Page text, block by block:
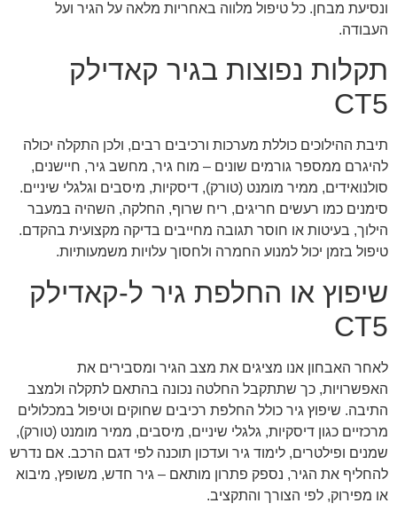
ונסיעת מבחן. כל טיפול מלווה באחריות מלאה על הגיר ועל
העבודה.
תקלות נפוצות בגיר קאדילק
CT5
תיבת ההילוכים כוללת מערכות ורכיבים רבים, ולכן התקלה יכולה
להיגרם ממספר גורמים שונים – מוח גיר, מחשב גיר, חיישנים,
סולנואידים, ממיר מומנט (טורק), דיסקיות, מיסבים וגלגלי שיניים.
סימנים כמו רעשים חריגים, ריח שרוף, החלקה, השהיה במעבר
הילוך, בעיטות או חוסר תגובה מחייבים בדיקה מקצועית בהקדם.
טיפול בזמן יכול למנוע החמרה ולחסוך עלויות משמעותיות.
שיפוץ או החלפת גיר ל-קאדילק
CT5
לאחר האבחון אנו מציגים את מצב הגיר ומסבירים את
האפשרויות, כך שתתקבל החלטה נכונה בהתאם לתקלה ולמצב
התיבה. שיפוץ גיר כולל החלפת רכיבים שחוקים וטיפול במכלולים
מרכזיים כגון דיסקיות, גלגלי שיניים, מיסבים, ממיר מומנט (טורק),
שמנים ופילטרים, לימוד גיר ועדכון תוכנה לפי דגם הרכב. אם נדרש
להחליף את הגיר, נספק פתרון מותאם – גיר חדש, משופץ, מיבוא
או מפירוק, לפי הצורך והתקציב.